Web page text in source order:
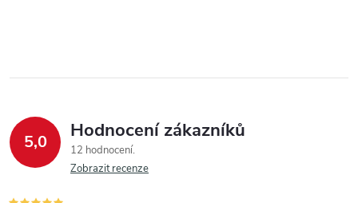
5,0 Hodnocení zákazníků
12 hodnocení
Zobrazit recenze